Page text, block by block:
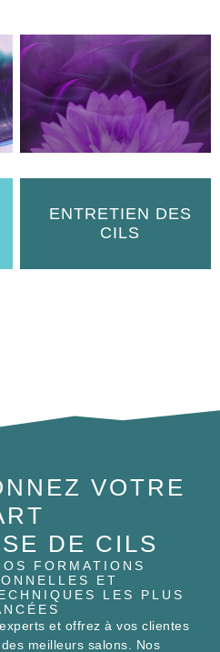
ENTRETIEN DES
CILS
VOTRE
DE CILS
FORMATIONS
ET
LES PLUS
et offrez à vos clientes
meilleurs salons. Nos